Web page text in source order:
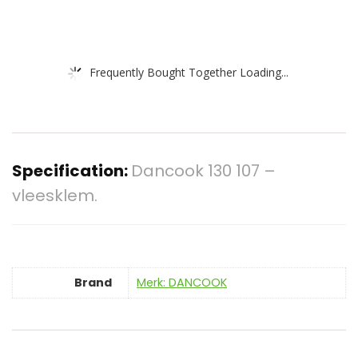
Frequently Bought Together Loading...
Specification: Dancook 130 107 –
vleesklem.
Brand Merk: DANCOOK